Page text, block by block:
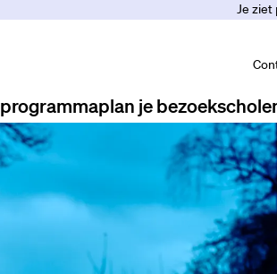
Je ziet
programmaplan je bezoek